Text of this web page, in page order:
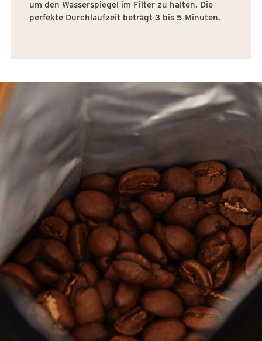
um den Wasserspiegel im Filter zu halten. Die
perfekte Durchlaufzeit beträgt 3 bis 5 Minuten.